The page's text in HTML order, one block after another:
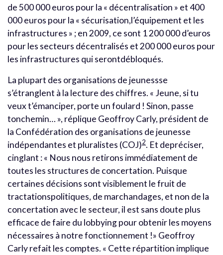
de 500 000 euros pour la « décentralisation » et 400
000 euros pour la « sécurisation,l’équipement et les
infrastructures » ; en 2009, ce sont 1 200 000 d’euros
pour les secteurs décentralisés et 200 000 euros pour
les infrastructures qui serontdébloqués.
La plupart des organisations de jeunessse
s’étranglent à la lecture des chiffres. « Jeune, si tu
veux t’émanciper, porte un foulard ! Sinon, passe
tonchemin… », réplique Geoffroy Carly, président de
la Confédération des organisations de jeunesse
indépendantes et pluralistes (COJ)2. Et depréciser,
cinglant : « Nous nous retirons immédiatement de
toutes les structures de concertation. Puisque
certaines décisions sont visiblement le fruit de
tractationspolitiques, de marchandages, et non de la
concertation avec le secteur, il est sans doute plus
efficace de faire du lobbying pour obtenir les moyens
nécessaires à notre fonctionnement !» Geoffroy
Carly refait les comptes. « Cette répartition implique